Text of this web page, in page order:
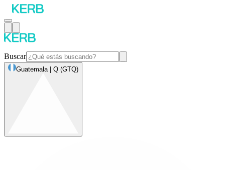
Buscar
Guatemala | Q (GTQ)